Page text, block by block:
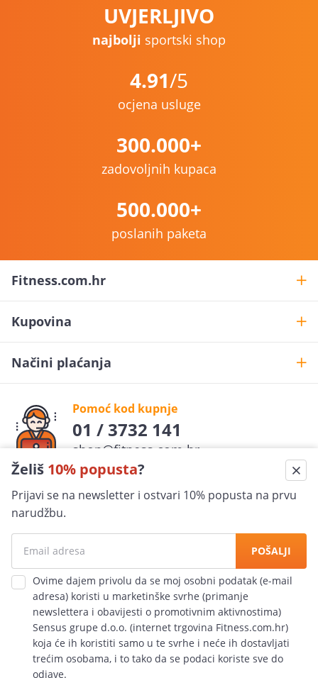
Želiš 10% popusta?
Prijavi se na newsletter i ostvari 10% popusta na prvu
narudžbu.
POŠALJI
Ovime dajem privolu da se moj osobni podatak (e-mail
adresa) koristi u marketinške svrhe (primanje
newslettera i obavijesti o promotivnim aktivnostima)
Sensus grupe d.o.o. (internet trgovina Fitness.com.hr)
koja će ih koristiti samo u te svrhe i neće ih dostavljati
trećim osobama, i to tako da se podaci koriste sve do
odjave.
UVJERLJIVO
najbolji sportski shop
4.91/5
ocjena usluge
300.000+
zadovoljnih kupaca
500.000+
poslanih paketa
Fitness.com.hr
Kupovina
Načini plaćanja
Pomoć kod kupnje
01 / 3732 141
shop@fitness.com.hr
pratite nas
Sigurna kupovina
100% jamčimo za sigurnost
Ekspresna dostava
po cijeloj Hrvatskoj
Sva prava pridržana© fitness.com.hr 2006-2026.